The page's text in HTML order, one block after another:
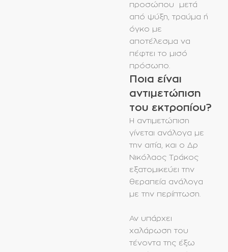
προσώπου μετά
από ψύξη, τραύμα ή
όγκο με
αποτέλεσμα να
πέφτει το μισό
πρόσωπο.
Ποια είναι
αντιμετώπιση
του εκτροπίου?
Η αντιμετώπιση
γίνεται ανάλογα με
την αιτία, και ο Δρ
Νικόλαος Τράκος
εξατομικεύει την
θεραπεία ανάλογα
με την περίπτωση.
Αν υπάρχει
χαλάρωση του
τένοντα της έξω